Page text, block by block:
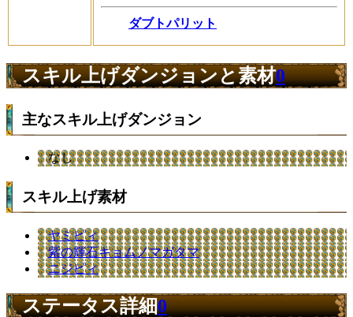
ダブトパリット
スキル上げダンジョンと素材0
主なスキル上げダンジョン
なし
スキル上げ素材
ヤミピィ
紫の輝石キョムノマガタマ
ニジピィ
ステータス詳細0